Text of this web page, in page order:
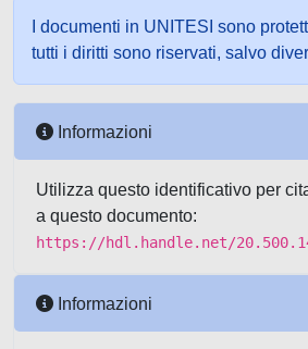
I documenti in UNITESI sono
tutti i diritti sono riservati, salvo
Informazioni
Utilizza questo identificativo per
a questo documento:
https://hdl.handle.net/
Informazioni